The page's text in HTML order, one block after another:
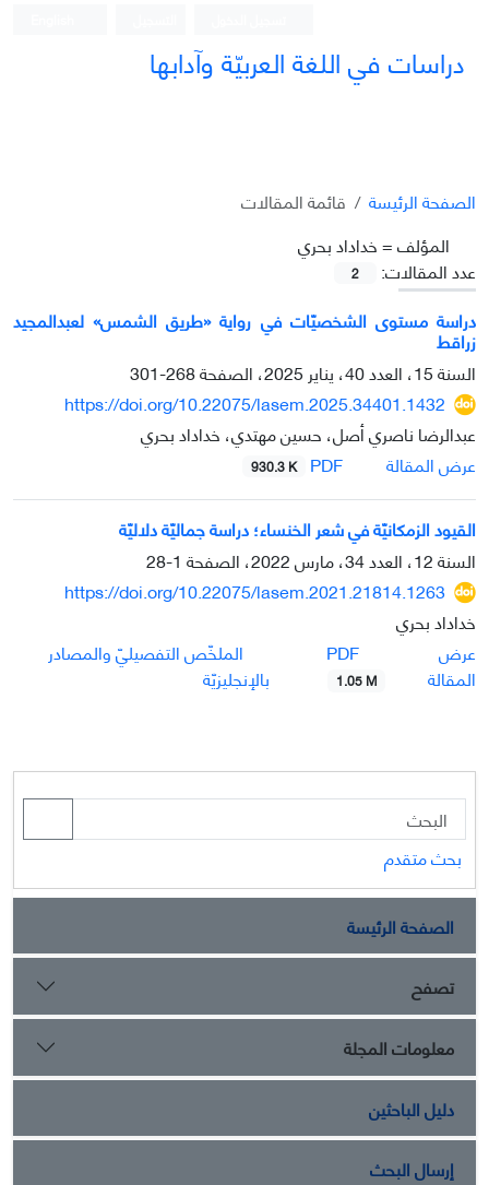
دراسات في اللغة العربيّة وآدابها
الصفحة الرئيسة
قائمة المقالات
المؤلف =خداداد بحري
عدد المقالات:
2
دراسة مستوى الشخصيّات في روایة «طریق الشمس» لعبدالمجید
زراقط
السنة 15، العدد 40، يناير 2025، الصفحة
268-301
https://doi.org/10.22075/lasem.2025.34401.1432
عبدالرضا ناصري أصل، حسين مهتدي، خداداد بحري
عرض المقالة
930.3 K
القیود الزمكانیّة في شعر الخنساء؛ دراسة جمالیّة دلالیّة
السنة 12، العدد 34، مارس 2022، الصفحة
1-28
https://doi.org/10.22075/lasem.2021.21814.1263
خداداد بحري
عرض
المقالة
1.05 M
الملخّص التفصيليّ والمصادر
بالإنجليزيّة
بحث متقدم
الصفحة الرئيسة
تصفح
معلومات المجلة
دليل الباحثين
إرسال البحث